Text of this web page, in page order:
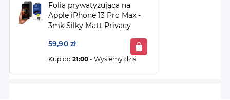
Folia prywatyzująca na
Apple iPhone 13 Pro Max -
3mk Silky Matt Privacy
59,90 zł
Kup do 21:00 - Wyślemy dziś